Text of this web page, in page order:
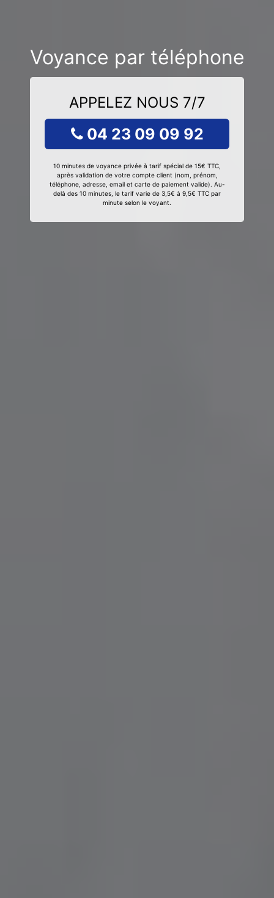
Voyance par téléphone
APPELEZ NOUS 7/7
04 23 09 09 92
10 minutes de voyance privée à tarif spécial de 15€ TTC,
après validation de votre compte client (nom, prénom,
téléphone, adresse, email et carte de paiement valide). Au-
delà des 10 minutes, le tarif varie de 3,5€ à 9,5€ TTC par
minute selon le voyant.